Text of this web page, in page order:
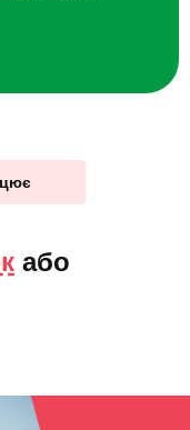
або